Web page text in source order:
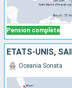
Pension complète
Oceania Sonata